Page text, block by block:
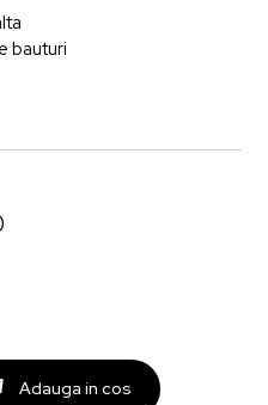
bauturi
Adauga in cos